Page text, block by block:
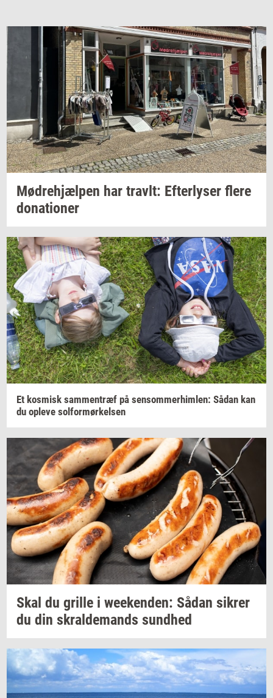
Mødre­hjæl­pen har travlt: Ef­ter­ly­ser flere
do­na­tio­ner
Et kos­misk sam­men­træf på sen­som­mer­him­len: Sådan kan
du op­le­ve sol­for­mør­kel­sen
Skal du gril­le i we­e­ken­den: Sådan sik­rer
du din skral­de­mands sund­hed